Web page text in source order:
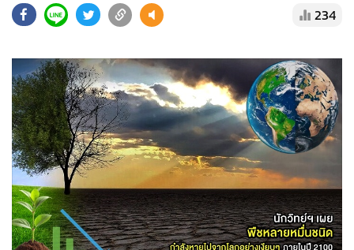
• Green Innovation & SD
• MGR Live
• Infographic
• การเมือง
• ท่องเที่ยว
• กีฬา
• ต่างประเทศ
• Special Scoop
• เศรษฐกิจ-ธุรกิจ
234